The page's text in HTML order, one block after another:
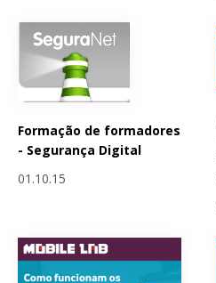
Formação de formadores
- Segurança Digital
01.10.15